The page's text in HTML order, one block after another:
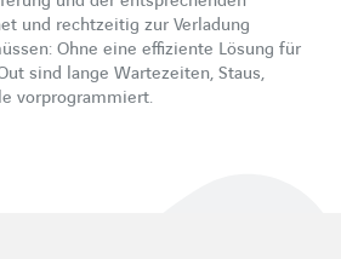
und rechtzeitig zur Verladung
Ohne eine effiziente Lösung für
sind lange Wartezeiten, Staus,
vorprogrammiert.